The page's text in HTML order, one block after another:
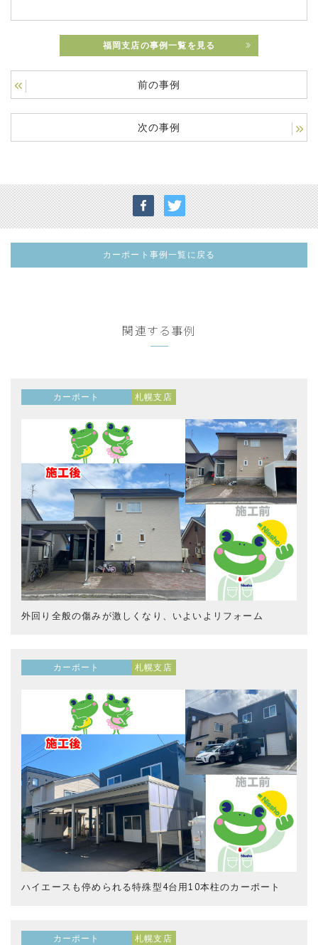
福岡支店の事例一覧を見る
前の事例
次の事例
カーポート事例一覧に戻る
関連する事例
カーポート 札幌支店
外回り全般の傷みが激しくなり、いよいよリフォーム
カーポート 札幌支店
ハイエースも停められる特殊型4台用10本柱のカーポート
カーポート 札幌支店